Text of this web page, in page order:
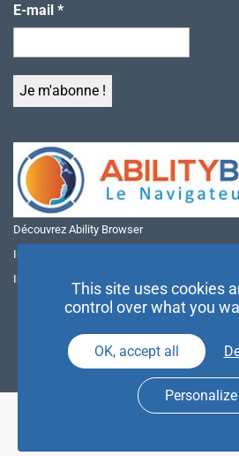
E-mail *
Découvrez Ability Browser
Installer Ability Browser sur Windows
Installer Ability Browser sur Mac
This site uses cookies
control over what you
OK, accept all
Personalize